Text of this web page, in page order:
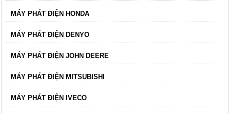
MÁY PHÁT ĐIỆN HONDA
MÁY PHÁT ĐIỆN DENYO
MÁY PHÁT ĐIỆN JOHN DEERE
MÁY PHÁT ĐIỆN MITSUBISHI
MÁY PHÁT ĐIỆN IVECO